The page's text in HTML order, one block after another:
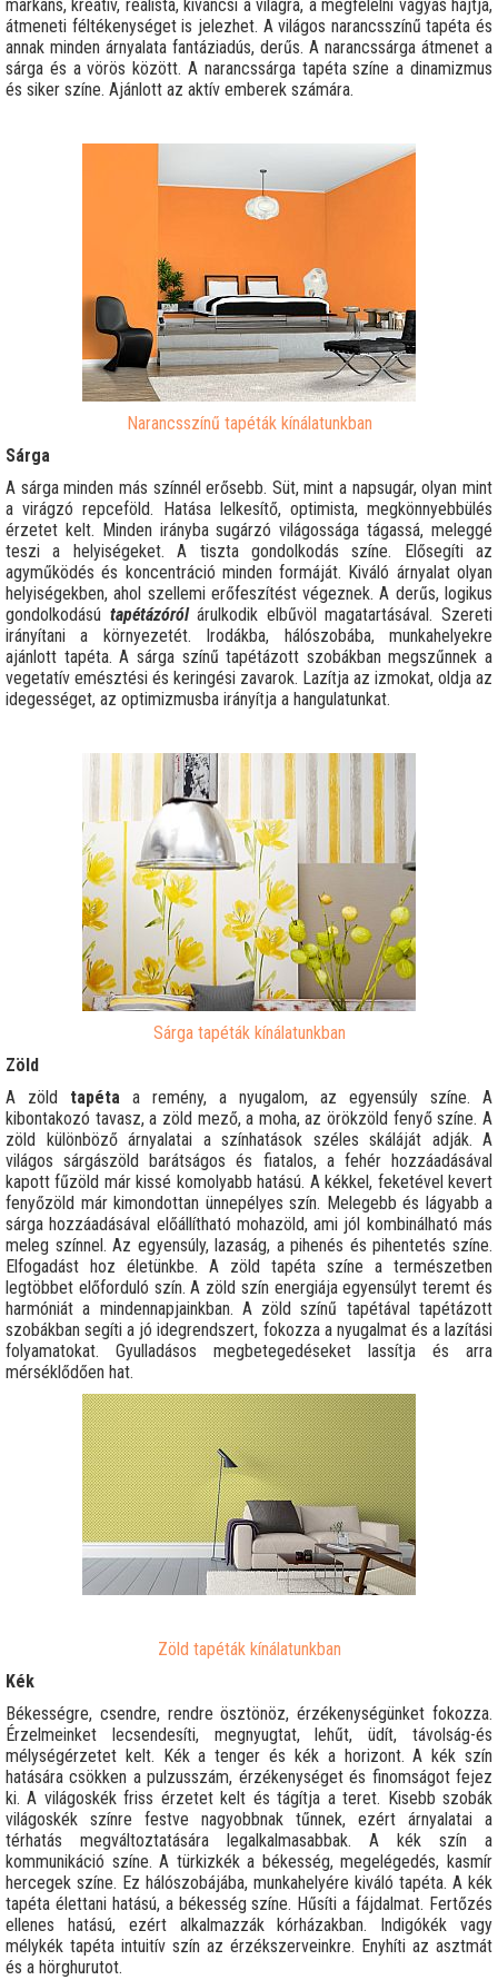
markáns, kreatív, realista, kíváncsi a világra, a megfelelni vágyás hajtja,
átmeneti féltékenységet is jelezhet. A világos narancsszínű tapéta és
annak minden árnyalata fantáziadús, derűs. A narancssárga átmenet a
sárga és a vörös között. A narancssárga tapéta színe a dinamizmus
és siker színe. Ajánlott az aktív emberek számára.
Narancsszínű tapéták kínálatunkban
Sárga
A sárga minden más színnél erősebb. Süt, mint a napsugár, olyan mint
a virágzó repceföld. Hatása lelkesítő, optimista, megkönnyebbülés
érzetet kelt. Minden irányba sugárzó világossága tágassá, meleggé
teszi a helyiségeket. A tiszta gondolkodás színe. Elősegíti az
agyműködés és koncentráció minden formáját. Kiváló árnyalat olyan
helyiségekben, ahol szellemi erőfeszítést végeznek. A derűs, logikus
gondolkodású tapétázórólárulkodik elbűvöl magatartásával. Szereti
irányítani a környezetét. Irodákba, hálószobába, munkahelyekre
ajánlott tapéta. A sárga színű tapétázott szobákban megszűnnek a
vegetatív emésztési és keringési zavarok. Lazítja az izmokat, oldja az
idegességet, az optimizmusba irányítja a hangulatunkat.
Sárga tapéták kínálatunkban
Zöld
A zöld tapéta a remény, a nyugalom, az egyensúly színe. A
kibontakozó tavasz, a zöld mező, a moha, az örökzöld fenyő színe. A
zöld különböző árnyalatai a színhatások széles skáláját adják. A
világos sárgászöld barátságos és fiatalos, a fehér hozzáadásával
kapott fűzöld már kissé komolyabb hatású. A kékkel, feketével kevert
fenyőzöld már kimondottan ünnepélyes szín. Melegebb és lágyabb a
sárga hozzáadásával előállítható mohazöld, ami jól kombinálható más
meleg színnel. Az egyensúly, lazaság, a pihenés és pihentetés színe.
Elfogadást hoz életünkbe. A zöld tapéta színe a természetben
legtöbbet előforduló szín. A zöld szín energiája egyensúlyt teremt és
harmóniát a mindennapjainkban. A zöld színű tapétával tapétázott
szobákban segíti a jó idegrendszert, fokozza a nyugalmat és a lazítási
folyamatokat. Gyulladásos megbetegedéseket lassítja és arra
mérséklődően hat.
Zöld tapéták kínálatunkban
Kék
Békességre, csendre, rendre ösztönöz, érzékenységünket fokozza.
Érzelmeinket lecsendesíti, megnyugtat, lehűt, üdít, távolság-és
mélységérzetet kelt. Kék a tenger és kék a horizont. A kék szín
hatására csökken a pulzusszám, érzékenységet és finomságot fejez
ki. A világoskék friss érzetet kelt és tágítja a teret. Kisebb szobák
világoskék színre festve nagyobbnak tűnnek, ezért árnyalatai a
térhatás megváltoztatására legalkalmasabbak. A kék szín a
kommunikáció színe. A türkizkék a békesség, megelégedés, kasmír
hercegek színe. Ez hálószobájába, munkahelyére kiváló tapéta. A kék
tapéta élettani hatású, a békesség színe. Hűsíti a fájdalmat. Fertőzés
ellenes hatású, ezért alkalmazzák kórházakban. Indigókék vagy
mélykék tapéta intuitív szín az érzékszerveinkre. Enyhíti az asztmát
és a hörghurutot.